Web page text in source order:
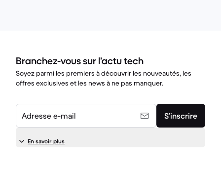
Branchez-vous sur l’actu tech
Soyez parmi les premiers à découvrir les nouveautés, les
offres exclusives et les news à ne pas manquer.
Adresse e-mail S’inscrire
En savoir plus